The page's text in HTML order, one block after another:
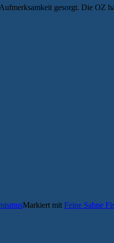
gesorgt. Die OZ
Markiert mit Feine Sahne